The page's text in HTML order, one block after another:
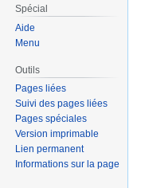
Spécial
Aide
Menu
Outils
Pages liées
Suivi des pages liées
Pages spéciales
Version imprimable
Lien permanent
Informations sur la page